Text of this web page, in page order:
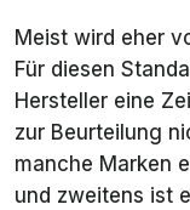
Meist wird eher
Für diesen
Hersteller eine
zur Beurteilung
manche Marken
und zweitens ist